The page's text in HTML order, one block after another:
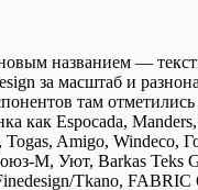
названием —
за масштаб и
там
как Espocada,
Amigo, Windeco,
М, Уют, Barkas Teks
Tkano,